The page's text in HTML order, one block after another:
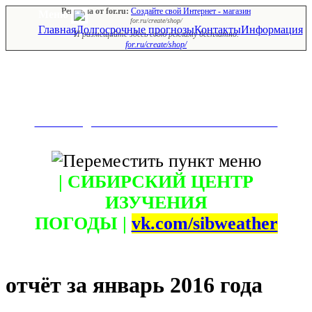
Реклама от for.ru: Создайте свой Интернет - магазин
for.ru/create/shop/
И размещайте здесь свою рекламу бесплатно.
for.ru/create/shop/
Меню
ГлавнаяДолгосрочные прогнозыКонтактыИнформация
| СИБИРСКИЙ ЦЕНТР
ИЗУЧЕНИЯ
ПОГОДЫ | vk.com/sibweather
отчёт за январь 2016 года